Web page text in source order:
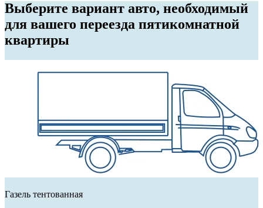
Выберите вариант авто, необходимый
для вашего переезда пятикомнатной
квартиры
Газель тентованная